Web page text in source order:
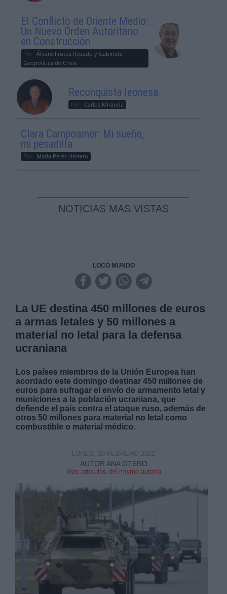
El Conflicto de Oriente Medio:
Un Nuevo Orden Autoritario
en Construcción
Por Álvaro Frutos Rosado y Gabinete
Geopolítica de Crisis
Reconquista leonesa
Por Carlos Miranda
Clara Campoamor: Mi sueño,
mi pesadilla
Por María Pérez Herrero
NOTICIAS MAS VISTAS
LOCO MUNDO
La UE destina 450 millones de euros
a armas letales y 50 millones a
material no letal para la defensa
ucraniana
Los países miembros de la Unión Europea han
acordado este domingo destinar 450 millones de
euros para sufragar el envío de armamento letal y
municiones a la población ucraniana, que
defiende el país contra el ataque ruso, además de
otros 50 millones para material no letal como
combustible o material médico.
AUTOR ANA OTERO
Mas artículos del mismo autor/a
LUNES, 28 FEBRERO 2022